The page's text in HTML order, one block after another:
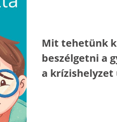
Mit tehetünk
beszélgetni a
a krízishelyzet